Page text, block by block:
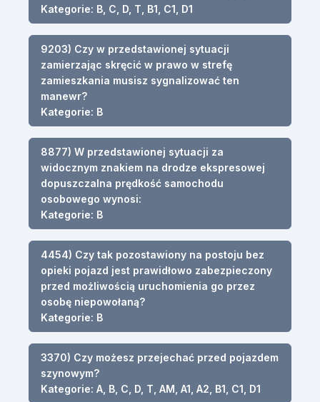
Kategorie: B, C, D, T, B1, C1, D1
9203) Czy w przedstawionej sytuacji
zamierzając skręcić w prawo w strefę
zamieszkania musisz sygnalizować ten
manewr?
Kategorie: B
8877) W przedstawionej sytuacji za
widocznym znakiem na drodze ekspresowej
dopuszczalna prędkość samochodu
osobowego wynosi:
Kategorie: B
4454) Czy tak pozostawiony na postoju bez
opieki pojazd jest prawidłowo zabezpieczony
przed możliwością uruchomienia go przez
osobę niepowołaną?
Kategorie: B
3370) Czy możesz przejechać przed pojazdem
szynowym?
Kategorie: A, B, C, D, T, AM, A1, A2, B1, C1, D1